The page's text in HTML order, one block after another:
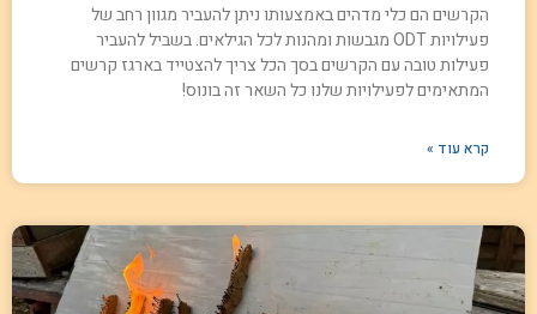
הקרשים הם כלי מדהים באמצעותו ניתן להעביר מגוון רחב של
פעילויות ODT מגבשות ומהנות לכל הגילאים. בשביל להעביר
פעילות טובה עם הקרשים בסך הכל צריך להצטייד בארגז קרשים
המתאימים לפעילויות שלנו כל השאר זה בונוס!
קרא עוד »